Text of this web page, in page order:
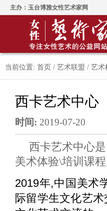
主办：玉台博雅女性艺术家网
当前位置: 首页 / 艺术联盟 / 艺术
西卡艺术中心
时间: 2019-07-20
西卡艺术中心
美术体验\培训课
2019年,中国美术
际留学生文化艺